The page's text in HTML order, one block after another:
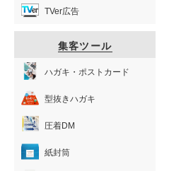
TVer広告
集客ツール
ハガキ・ポストカード
型抜きハガキ
圧着DM
紙封筒